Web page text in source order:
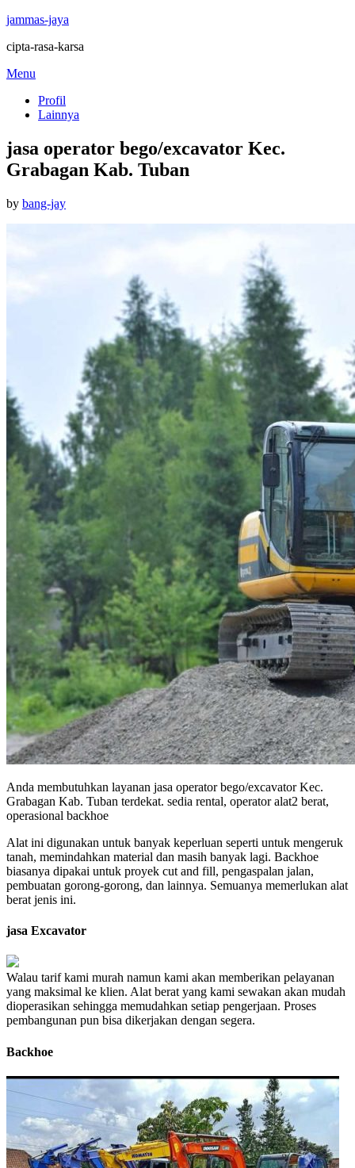
jammas-jaya
cipta-rasa-karsa
Skip
content
Menu
Profil
Lainnya
jasa operator bego/excavator Kec.
Grabagan Kab. Tuban
by bang-jayPosted
Anda membutuhkan layanan jasa operator bego/excavator Kec.
Grabagan Kab. Tuban terdekat. sedia rental, operator alat2 berat,
operasional backhoe
Alat ini digunakan untuk banyak keperluan seperti untuk mengeruk
tanah, memindahkan material dan masih banyak lagi. Backhoe
biasanya dipakai untuk proyek cut and fill, pengaspalan jalan,
pembuatan gorong-gorong, dan lainnya. Semuanya memerlukan alat
berat jenis ini.
jasa Excavator
Walau tarif kami murah namun kami akan memberikan pelayanan
yang maksimal ke klien. Alat berat yang kami sewakan akan mudah
dioperasikan sehingga memudahkan setiap pengerjaan. Proses
pembangunan pun bisa dikerjakan dengan segera.
Backhoe